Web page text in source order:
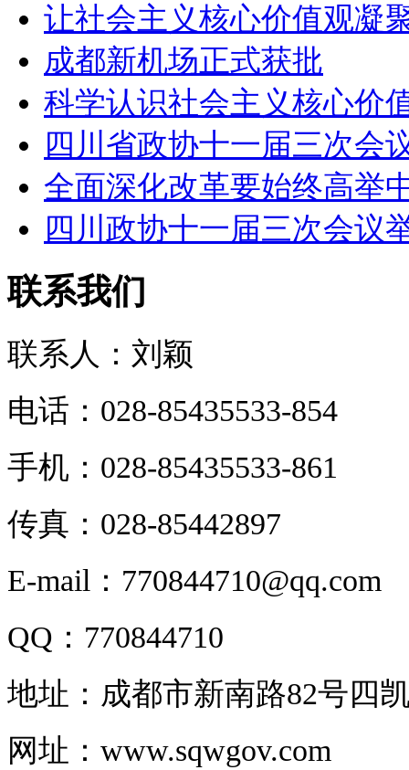
让社会主义核心价值观凝
成都新机场正式获批
科学认识社会主义核心价
四川省政协十一届三次会
全面深化改革要始终高举
四川政协十一届三次会议
联系我们
联系人：刘颖
电话：028-85435533-854
手机：028-85435533-861
传真：028-85442897
E-mail：770844710@qq.com
QQ：770844710
地址：成都市新南路82号四
网址：www.sqwgov.com